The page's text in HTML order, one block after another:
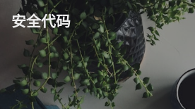
安全代码